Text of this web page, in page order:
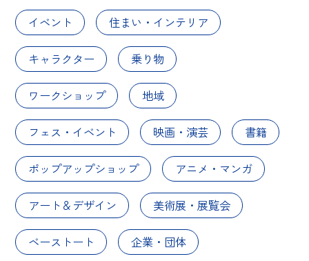
イベント 住まい・インテリア
キャラクター 乗り物
ワークショップ 地域
フェス・イベント 映画・演芸 書籍
ポップアップショップ アニメ・マンガ
アート＆デザイン 美術展・展覧会
ベーストート 企業・団体